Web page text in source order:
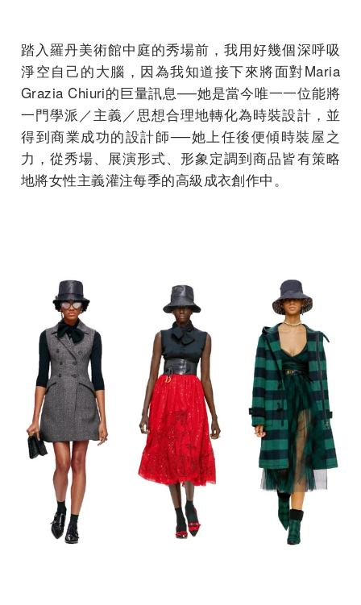
踏入羅丹美術館中庭的秀場前，我用好幾個深呼吸
淨空自己的大腦，因為我知道接下來將面對Maria
Grazia Chiuri的巨量訊息──她是當今唯一一位能將
一門學派／主義／思想合理地轉化為時裝設計，並
得到商業成功的設計師──她上任後便傾時裝屋之
力，從秀場、展演形式、形象定調到商品皆有策略
地將女性主義灌注每季的高級成衣創作中。